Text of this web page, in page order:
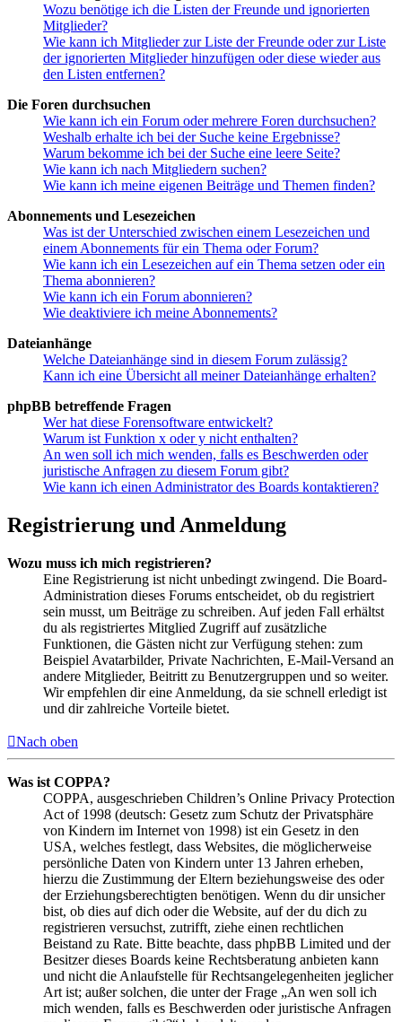
Wozu benötige ich die Listen der Freunde und ignorierten
Mitglieder?
Wie kann ich Mitglieder zur Liste der Freunde oder zur Liste
der ignorierten Mitglieder hinzufügen oder diese wieder aus
den Listen entfernen?
Die Foren durchsuchen
Wie kann ich ein Forum oder mehrere Foren durchsuchen?
Weshalb erhalte ich bei der Suche keine Ergebnisse?
Warum bekomme ich bei der Suche eine leere Seite?
Wie kann ich nach Mitgliedern suchen?
Wie kann ich meine eigenen Beiträge und Themen finden?
Abonnements und Lesezeichen
Was ist der Unterschied zwischen einem Lesezeichen und
einem Abonnements für ein Thema oder Forum?
Wie kann ich ein Lesezeichen auf ein Thema setzen oder ein
Thema abonnieren?
Wie kann ich ein Forum abonnieren?
Wie deaktiviere ich meine Abonnements?
Dateianhänge
Welche Dateianhänge sind in diesem Forum zulässig?
Kann ich eine Übersicht all meiner Dateianhänge erhalten?
phpBB betreffende Fragen
Wer hat diese Forensoftware entwickelt?
Warum ist Funktion x oder y nicht enthalten?
An wen soll ich mich wenden, falls es Beschwerden oder
juristische Anfragen zu diesem Forum gibt?
Wie kann ich einen Administrator des Boards kontaktieren?
Registrierung und Anmeldung
Wozu muss ich mich registrieren?
Eine Registrierung ist nicht unbedingt zwingend. Die Board-
Administration dieses Forums entscheidet, ob du registriert
sein musst, um Beiträge zu schreiben. Auf jeden Fall erhältst
du als registriertes Mitglied Zugriff auf zusätzliche
Funktionen, die Gästen nicht zur Verfügung stehen: zum
Beispiel Avatarbilder, Private Nachrichten, E-Mail-Versand an
andere Mitglieder, Beitritt zu Benutzergruppen und so weiter.
Wir empfehlen dir eine Anmeldung, da sie schnell erledigt ist
und dir zahlreiche Vorteile bietet.
Nach oben
Was ist COPPA?
COPPA, ausgeschrieben Children’s Online Privacy Protection
Act of 1998 (deutsch: Gesetz zum Schutz der Privatsphäre
von Kindern im Internet von 1998) ist ein Gesetz in den
USA, welches festlegt, dass Websites, die möglicherweise
persönliche Daten von Kindern unter 13 Jahren erheben,
hierzu die Zustimmung der Eltern beziehungsweise des oder
der Erziehungsberechtigten benötigen. Wenn du dir unsicher
bist, ob dies auf dich oder die Website, auf der du dich zu
registrieren versuchst, zutrifft, ziehe einen rechtlichen
Beistand zu Rate. Bitte beachte, dass phpBB Limited und der
Besitzer dieses Boards keine Rechtsberatung anbieten kann
und nicht die Anlaufstelle für Rechtsangelegenheiten jeglicher
Art ist; außer solchen, die unter der Frage „An wen soll ich
mich wenden, falls es Beschwerden oder juristische Anfragen